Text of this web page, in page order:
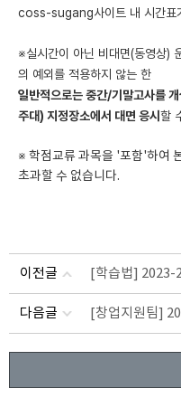
coss-sugang사이트 내 시간표
※실시간이 아닌 비대면(동영상)
의 예외를 적용하지 않는 한
일반적으로는 중간/기말고사를
주대) 지정장소에서 대면 응시 할
※ 학점교류 과목을 '포함'하여
초과할 수 없습니다.
이전글
다음글